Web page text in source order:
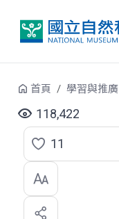
首頁 學習與推廣
118,422
點
選
喜
11